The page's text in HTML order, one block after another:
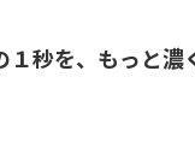
１秒を、もっと濃